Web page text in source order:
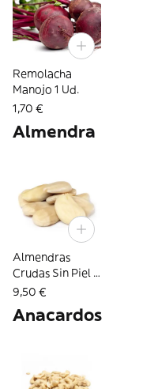
Remolacha
Manojo 1 Ud.
1,70 €
Almendra
Almendras
Crudas Sin Piel 1
Kg.
9,50 €
Anacardos